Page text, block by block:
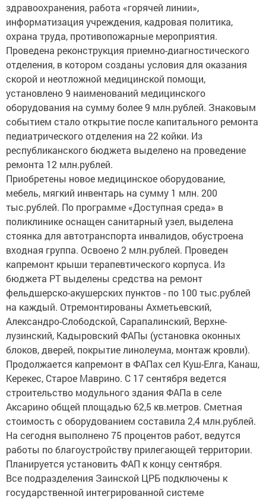
здравоохранения, работа «горячей линии»,
информатизация учреждения, кадровая политика,
охрана труда, противопожарные мероприятия.
Проведена реконструкция приемно-диагностического
отделения, в котором созданы условия для оказания
скорой и неотложной медицинской помощи,
установлено 9 наименований медицинского
оборудования на сумму более 9 млн.рублей. Знаковым
событием стало открытие после капитального ремонта
педиатрического отделения на 22 койки. Из
республиканского бюджета выделено на проведение
ремонта 12 млн.рублей.
Приобретены новое медицинское оборудование,
мебель, мягкий инвентарь на сумму 1 млн. 200
тыс.рублей. По программе «Доступная среда» в
поликлинике оснащен санитарный узел, выделена
стоянка для автотранспорта инвалидов, обустроена
входная группа. Освоено 2 млн.рублей. Проведен
капремонт крыши терапевтического корпуса. Из
бюджета РТ выделены средства на ремонт
фельдшерско-акушерских пунктов - по 100 тыс.рублей
на каждый. Отремонтированы Ахметьевский,
Александро-Слободской, Сарапалинский, Верхне-
лузинский, Кадыровский ФАПы (установка оконных
блоков, дверей, покрытие линолеума, монтаж кровли).
Продолжается капремонт в ФАПах сел Куш-Елга, Канаш,
Керекес, Старое Маврино. С 17 сентября ведется
строительство модульного здания ФАПа в селе
Аксарино общей площадью 62,5 кв.метров. Сметная
стоимость с оборудованием составила 2,4 млн.рублей.
На сегодня выполнено 75 процентов работ, ведутся
работы по благоустройству прилегающей территории.
Планируется установить ФАП к концу сентября.
Все подразделения Заинской ЦРБ подключены к
государственной интегрированной системе